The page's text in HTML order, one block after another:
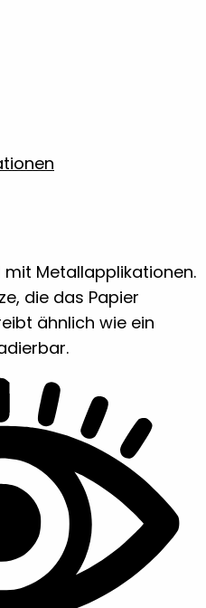
Metallapplikationen.
die das Papier
ähnlich wie ein